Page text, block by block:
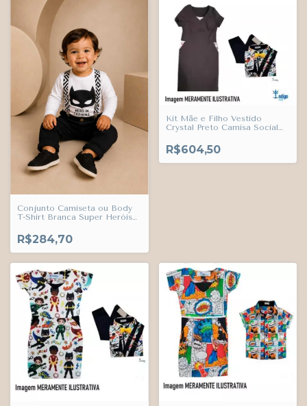
Conjunto Camiseta ou Body
T-Shirt Branca Super Heróis
Esporte Fino e Suspensório
Líbano Índigo Trend
R$284,70
Kit Mãe e Filho Vestido
Crystal Preto Camisa Social
Heróis Calça Casual e
Suspensório Preto e Gravata
Borboleta Amarelo Canário
R$604,50